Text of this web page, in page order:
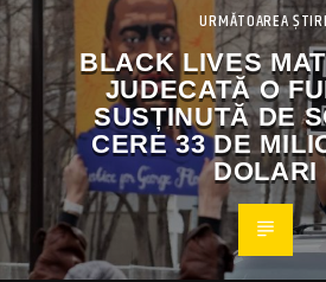
URMĂTOAREA
BLACK LIVES
JUDECATĂ O
SUSȚINUTĂ DE
CERE 33 DE
DOLARI